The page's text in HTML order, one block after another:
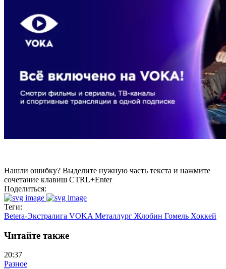
Нашли ошибку? Выделите нужную часть текста и нажмите
сочетание клавиш CTRL+Enter
Поделиться:
Теги:
Betera-Экстралига VOKA Металлург Жлобин Гомель Хоккей
Читайте также
20:37
Разное